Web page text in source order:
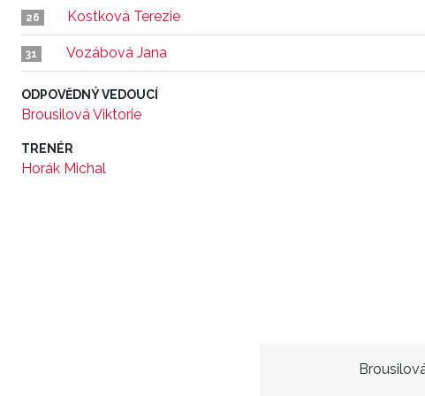
26 Kostková Terezie
31 Vozábová Jana
ODPOVĚDNÝ VEDOUCÍ
Brousilová Viktorie
TRENÉR
Horák Michal